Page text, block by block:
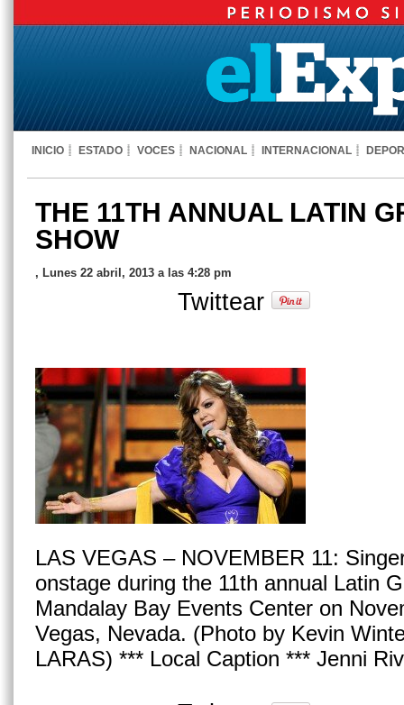
INICIO ESTADO VOCES NACIONAL INTERNACIONAL
THE 11TH ANNUAL LATIN
SHOW
, Lunes 22 abril, 2013 a las 4:28 pm
Twittear
LAS VEGAS – NOVEMBER 11:
onstage during the 11th annual Latin
Mandalay Bay Events Center on
Vegas, Nevada. (Photo by Kevin
LARAS) *** Local Caption *** Jenni